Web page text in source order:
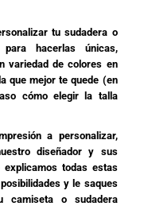
tu sudadera o
hacerlas únicas,
variedad de colores en
que mejor te quede (en
cómo elegir la talla
a personalizar,
diseñador y sus
todas estas
y le saques
camiseta o sudadera